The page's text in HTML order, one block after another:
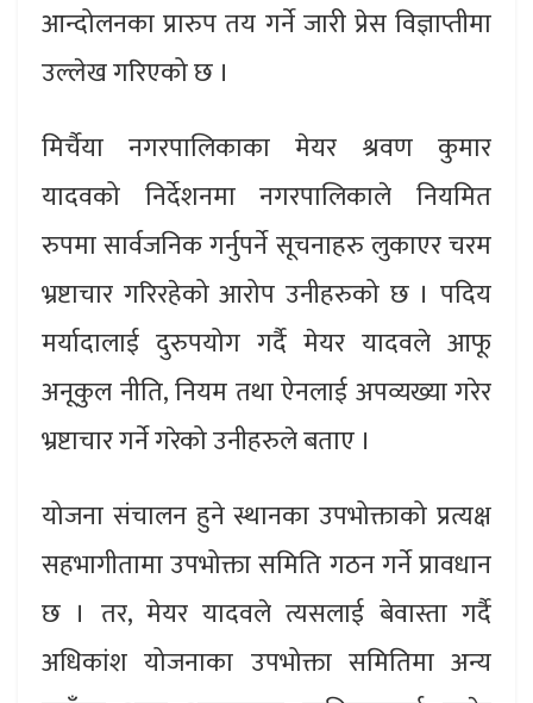
आन्दोलनका प्रारुप तय गर्ने जारी प्रेस विज्ञाप्तीमा
उल्लेख गरिएको छ ।
मिर्चैया नगरपालिकाका मेयर श्रवण कुमार
यादवको निर्देशनमा नगरपालिकाले नियमित
रुपमा सार्वजनिक गर्नुपर्ने सूचनाहरु लुकाएर चरम
भ्रष्टाचार गरिरहेको आरोप उनीहरुको छ । पदिय
मर्यादालाई दुरुपयोग गर्दै मेयर यादवले आफू
अनूकुल नीति, नियम तथा ऐनलाई अपव्यख्या गरेर
भ्रष्टाचार गर्ने गरेको उनीहरुले बताए ।
योजना संचालन हुने स्थानका उपभोक्ताको प्रत्यक्ष
सहभागीतामा उपभोक्ता समिति गठन गर्ने प्रावधान
छ । तर, मेयर यादवले त्यसलाई बेवास्ता गर्दै
अधिकांश योजनाका उपभोक्ता समितिमा अन्य